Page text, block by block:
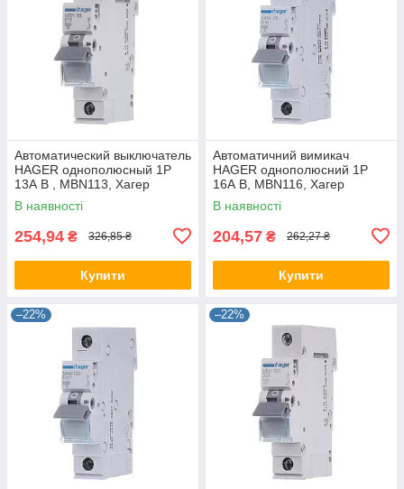
Автоматический выключатель
HAGER однополюсный 1P
13А B , MBN113, Хагер
модульный автомат для
щитов и боксов
В наявності
254,94 ₴ 326,85 ₴
Купити
Автоматичний вимикач
HAGER однополюсний 1P
16А B, MBN116, Хагер
модульний автомат для
щитів і боксів
В наявності
204,57 ₴ 262,27 ₴
Купити
–22% –22%